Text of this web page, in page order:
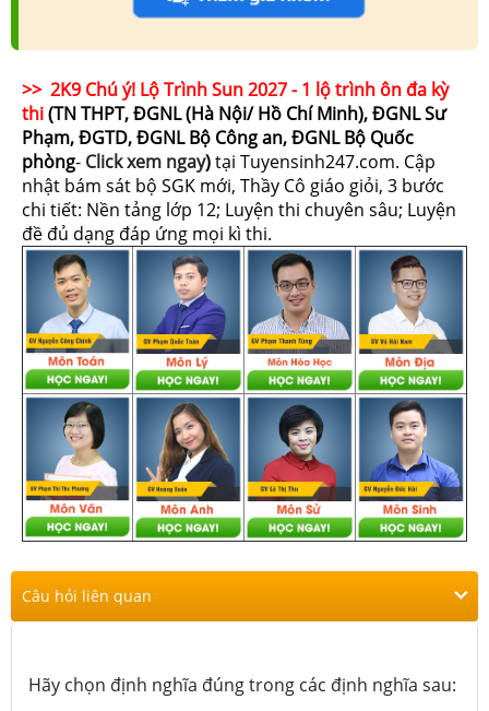
>> 2K9 Chú ý! Lộ Trình Sun 2027 - 1 lộ trình ôn đa kỳ
thi(TN THPT, ĐGNL (Hà Nội/ Hồ Chí Minh), ĐGNL Sư
Phạm, ĐGTD, ĐGNL Bộ Công an, ĐGNL Bộ Quốc
phòng- Click xem ngay)tại Tuyensinh247.com. Cập
nhật bám sát bộ SGK mới, Thầy Cô giáo giỏi, 3 bước
chi tiết: Nền tảng lớp 12; Luyện thi chuyên sâu; Luyện
đề đủ dạng đáp ứng mọi kì thi.
Câu hỏi liên quan
Hãy chọn định nghĩa đúng trong các định nghĩa sau: